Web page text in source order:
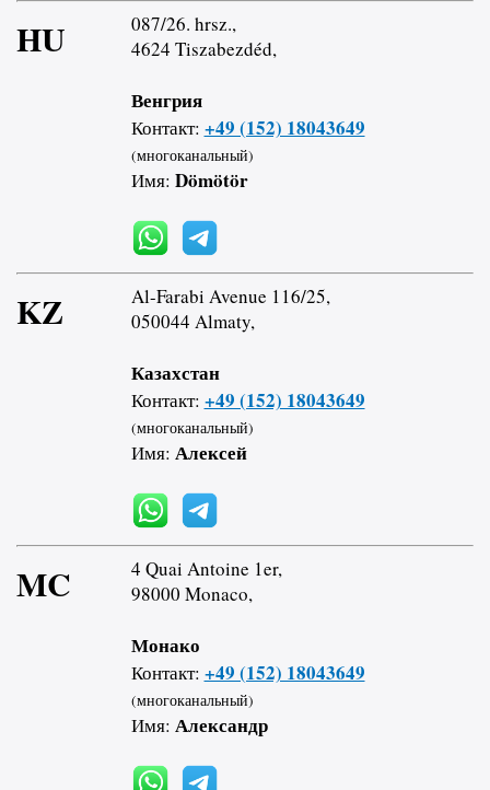
HU
087/26. hrsz.,
4624 Tiszabezdéd,
Венгрия
Контакт: +49 (152) 18043649
(многоканальный)
Имя: Dömötör
KZ
Al-Farabi Avenue 116/25,
050044 Almaty,
Казахстан
Контакт: +49 (152) 18043649
(многоканальный)
Имя: Алексей
MC
4 Quai Antoine 1er,
98000 Monaco,
Монако
Контакт: +49 (152) 18043649
(многоканальный)
Имя: Александр